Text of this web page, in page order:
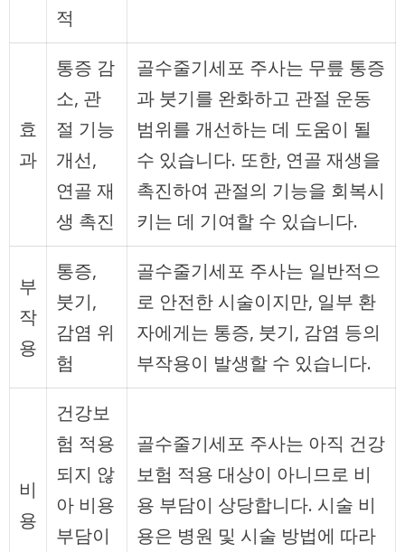
적
효
과
통증 감
소, 관
절 기능
개선,
연골 재
생 촉진
골수줄기세포 주사는 무릎 통증
과 붓기를 완화하고 관절 운동
범위를 개선하는 데 도움이 될
수 있습니다. 또한, 연골 재생을
촉진하여 관절의 기능을 회복시
키는 데 기여할 수 있습니다.
부
작
용
통증,
붓기,
감염 위
험
골수줄기세포 주사는 일반적으
로 안전한 시술이지만, 일부 환
자에게는 통증, 붓기, 감염 등의
부작용이 발생할 수 있습니다.
비
용
건강보
험 적용
되지 않
아 비용
부담이
골수줄기세포 주사는 아직 건강
보험 적용 대상이 아니므로 비
용 부담이 상당합니다. 시술 비
용은 병원 및 시술 방법에 따라